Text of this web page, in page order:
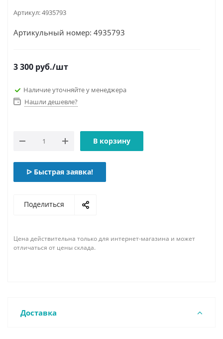
Артикул:4935793
Артикульный номер: 4935793
3 300 руб./шт
Наличие уточняйте у менеджера
Нашли дешевле?
В корзину
ᐅ Быстрая заявка!
Поделиться
Цена действительна только для интернет-магазина и может
отличаться от цены склада.
Доставка